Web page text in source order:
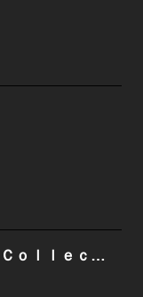
Ｈｏｍｉｃｉｄｅ Ｃｏｌｌｅｃｔｉｏｎ ホミサイド・コレクション